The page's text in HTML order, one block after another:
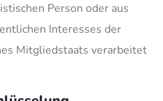
Person oder aus
Interesses der
Mitgliedstaats verarbeitet